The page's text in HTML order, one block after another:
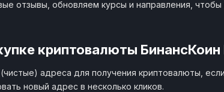
отзывы, обновляем курсы и направления,
криптовалюты БинансКоин
адреса для получения криптовалюты,
новый адрес в несколько кликов.